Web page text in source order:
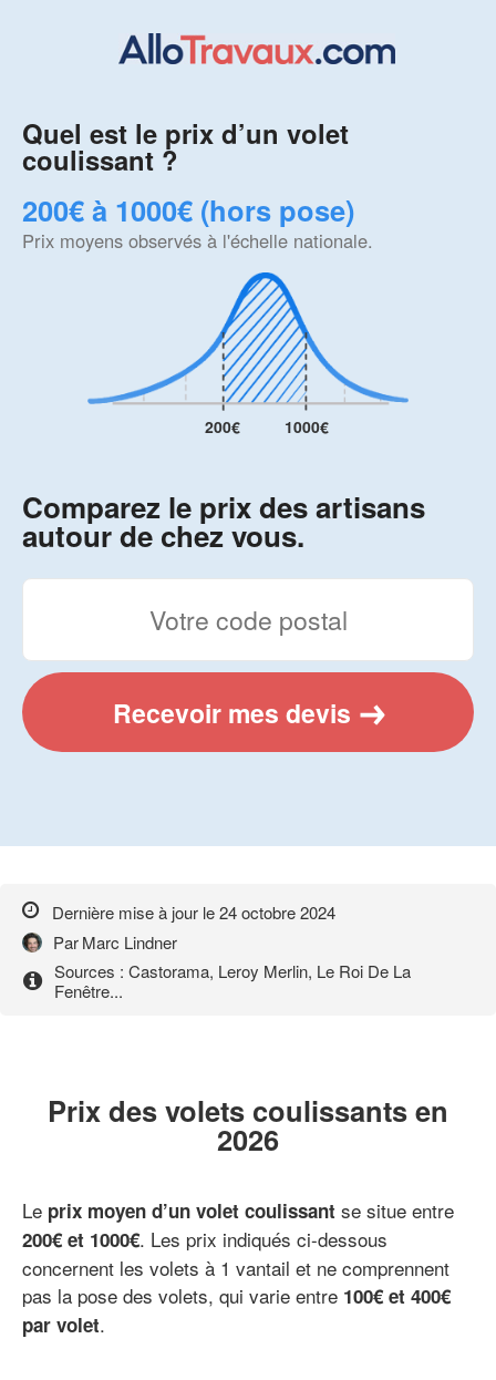
Quel est le prix d’un volet
coulissant ?
200€ à 1000€ (hors pose)
Prix moyens observés à l'échelle nationale.
200€ 1000€
Comparez le prix des artisans
autour de chez vous.
Recevoir mes devis
Dernière mise à jour le24 octobre 2024
ParMarc Lindner
Sources : Castorama, Leroy Merlin, Le Roi De La
Fenêtre...
Prix des volets coulissants en
2026
Le prix moyen d’un volet coulissant se situe entre
200€ et 1000€. Les prix indiqués ci-dessous
concernent les volets à 1 vantail et ne comprennent
pas la pose des volets, qui varie entre 100€ et 400€
par volet.